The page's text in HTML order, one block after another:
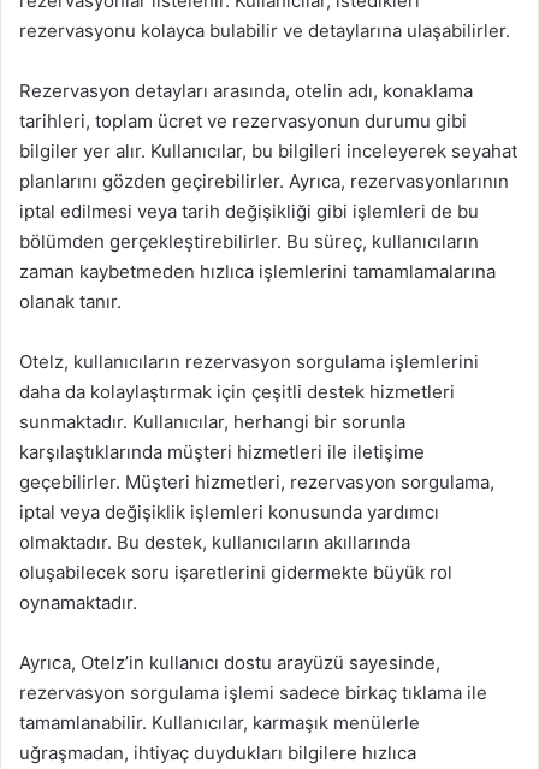
rezervasyonu kolayca bulabilir ve detaylarına ulaşabilirler.
Rezervasyon detayları arasında, otelin adı, konaklama
tarihleri, toplam ücret ve rezervasyonun durumu gibi
bilgiler yer alır. Kullanıcılar, bu bilgileri inceleyerek seyahat
planlarını gözden geçirebilirler. Ayrıca, rezervasyonlarının
iptal edilmesi veya tarih değişikliği gibi işlemleri de bu
bölümden gerçekleştirebilirler. Bu süreç, kullanıcıların
zaman kaybetmeden hızlıca işlemlerini tamamlamalarına
olanak tanır.
Otelz, kullanıcıların rezervasyon sorgulama işlemlerini
daha da kolaylaştırmak için çeşitli destek hizmetleri
sunmaktadır. Kullanıcılar, herhangi bir sorunla
karşılaştıklarında müşteri hizmetleri ile iletişime
geçebilirler. Müşteri hizmetleri, rezervasyon sorgulama,
iptal veya değişiklik işlemleri konusunda yardımcı
olmaktadır. Bu destek, kullanıcıların akıllarında
oluşabilecek soru işaretlerini gidermekte büyük rol
oynamaktadır.
Ayrıca, Otelz’in kullanıcı dostu arayüzü sayesinde,
rezervasyon sorgulama işlemi sadece birkaç tıklama ile
tamamlanabilir. Kullanıcılar, karmaşık menülerle
uğraşmadan, ihtiyaç duydukları bilgilere hızlıca